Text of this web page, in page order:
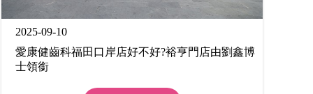
2025-09-10
愛康健齒科福田口岸店好不好?裕亨門店由劉鑫博
士領銜